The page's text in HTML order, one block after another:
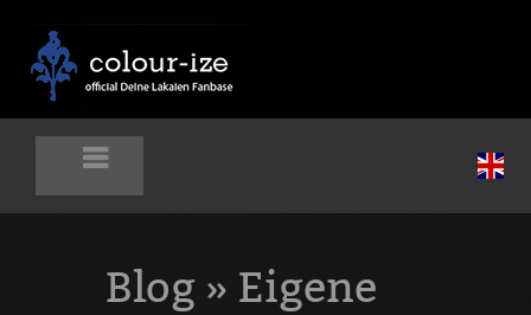
Blog » Eigene